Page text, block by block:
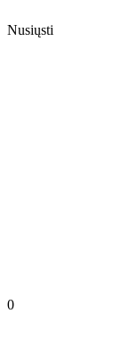
Nusiųsti
0